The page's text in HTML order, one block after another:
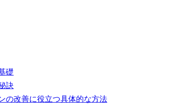
礎
訣
の改善に役立つ具体的な方法